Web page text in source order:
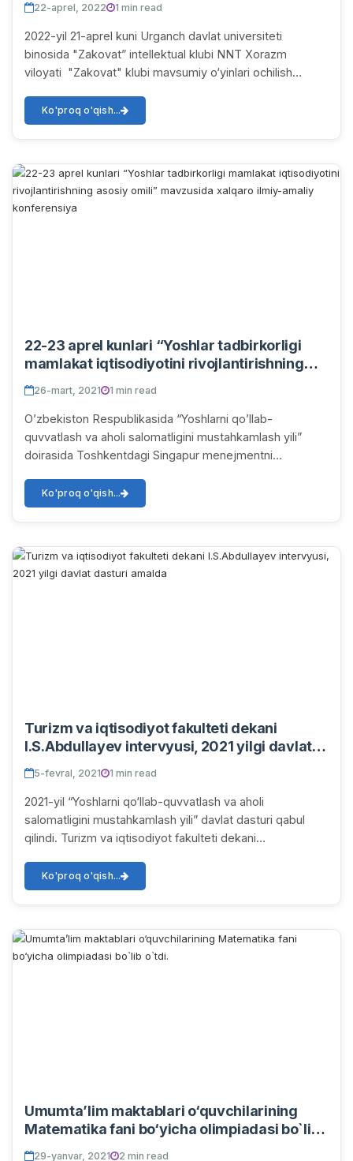
22-aprel, 2022 1 min read
2022-yil 21-aprel kuni Urganch davlat universiteti
binosida "Zakovat” intellektual klubi NNT Xorazm
viloyati "Zakovat" klubi mavsumiy o‘yinlari ochilish
Ko'proq o'qish...
22-23 aprel kunlari “Yoshlar tadbirkorligi
mamlakat iqtisodiyotini rivojlantirishning
asosiy omili” mavzusida xalqaro ilmiy-
amaliy konferensiya
26-mart, 2021 1 min read
Oʼzbekiston Respublikasida “Yoshlarni qoʼllab-
quvvatlash va aholi salomatligini mustahkamlash yili”
doirasida Toshkentdagi Singapur menejmentni
vak...Ko'proq o'qish...
Turizm va iqtisodiyot fakulteti dekani
I.S.Abdullayev intervyusi, 2021 yilgi davlat
dasturi amalda
5-fevral, 2021 1 min read
2021-yil “Yoshlarni qo‘llab-quvvatlash va aholi
salomatligini mustahkamlash yili” davlat dasturi qabul
qilindi. Turizm va iqtisodiyot fakulteti dekani
Ko'proq o'qish...
Umumta’lim maktablari o‘quvchilarining
Matematika fani bo‘yicha olimpiadasi bo`lib
o`tdi.
29-yanvar, 2021 2 min read